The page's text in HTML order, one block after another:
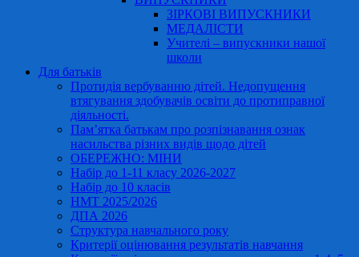
ЗІРКОВІ ВИПУСКНИКИ
МЕДАЛІСТИ
Учителі – випускники нашої
школи
Для батьків
Протидія вербуванню дітей. Недопущення
втягування здобувачів освіти до протиправної
діяльності.
Пам’ятка батькам про розпізнавання ознак
насильства різних видів щодо дітей
ОБЕРЕЖНО: МІНИ
Набір до 1-11 класу 2026-2027
Набір до 10 класів
НМТ 2025/2026
ДПА 2026
Структура навчального року
Критерії оцінювання результатів навчання